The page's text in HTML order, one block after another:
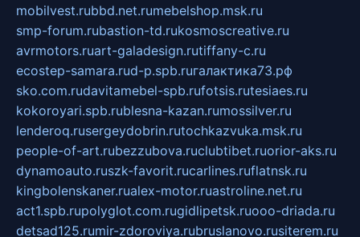
mobilvest.rubbd.net.rumebelshop.msk.ru
smp-forum.rubastion-td.rukosmoscreative.ru
avrmotors.ruart-galadesign.rutiffany-c.ru
ecostep-samara.rud-p.spb.ruгалактика73.рф
sko.com.rudavitamebel-spb.rufotsis.rutesiaes.ru
kokoroyari.spb.rublesna-kazan.rumossilver.ru
lenderoq.rusergeydobrin.rutochkazvuka.msk.ru
people-of-art.rubezzubova.ruclubtibet.ruorior-aks.ru
dynamoauto.ruszk-favorit.rucarlines.ruflatnsk.ru
kingbolenskaner.rualex-motor.ruastroline.net.ru
act1.spb.rupolyglot.com.rugidlipetsk.ruooo-driada.ru
detsad125.rumir-zdoroviya.rubruslanovo.rusiterem.ru